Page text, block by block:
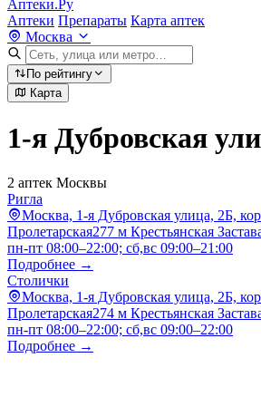
Аптеки.Ру
Аптеки Препараты Карта аптек
Москва
По рейтингу
Карта
1-я Дубровская
2 аптек Москвы
Ригла
Москва, 1-я Дубровская улица, 2Б,
Пролетарская277 м Крестьянская
пн-пт 08:00–22:00; сб,вс 09:00–21:00
Подробнее →
Столички
Москва, 1-я Дубровская улица, 2Б,
Пролетарская274 м Крестьянская
пн-пт 08:00–22:00; сб,вс 09:00–22:00
Подробнее →